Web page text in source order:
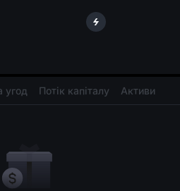
угод Потік капіталу Активи